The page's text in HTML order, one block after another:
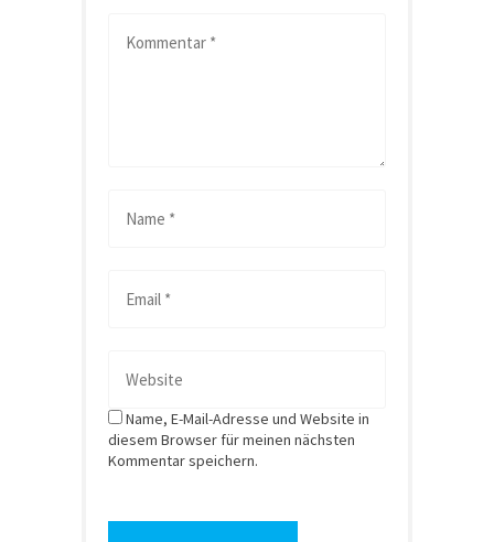
Name, E-Mail-Adresse und Website in
diesem Browser für meinen nächsten
Kommentar speichern.